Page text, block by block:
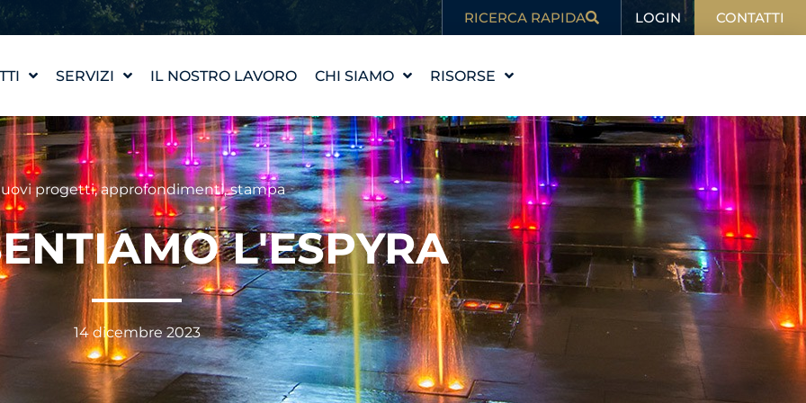
RICERCA RAPIDA LOGIN CONTATTI
SERVIZI
PROGETTAZIONE DI
UN'OPERA D'ACQUA
WATERLAB™
ASSISTENZA TECNICA E
AI PRODOTTI
IL NOSTRO LAVORO CHI SIAMO
LA NOSTRA STORIA
I NOSTRI VALORI
INCONTRARE IL TEAM
CARRIERA
RISORSE
ISTRUZIONE
BLOG
NELLE NOTIZIE
progetti,approfondimenti,stampa
L'ESPYRA
14 dicembre 2023